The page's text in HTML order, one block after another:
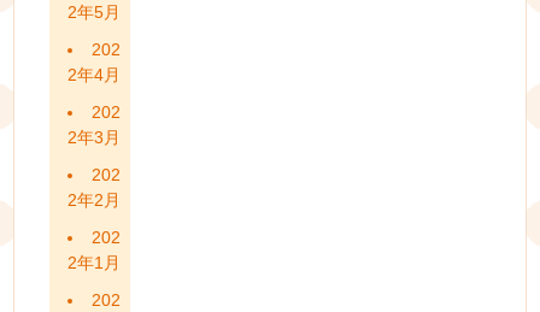
2年5月
202
2年4月
202
2年3月
202
2年2月
202
2年1月
202